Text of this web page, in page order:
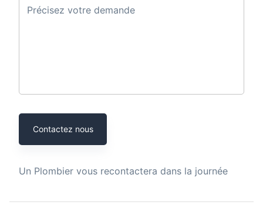
Précisez votre demande
Contactez nous
Un Plombier vous recontactera dans la journée